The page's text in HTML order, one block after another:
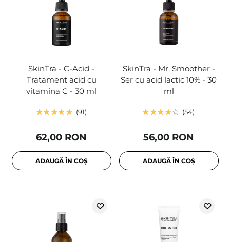
SkinTra - C-Acid -
Tratament acid cu
vitamina C - 30 ml
91
62,00 RON
ADAUGĂ ÎN COȘ
SkinTra - Mr. Smoother -
Ser cu acid lactic 10% - 30
ml
54
56,00 RON
ADAUGĂ ÎN COȘ